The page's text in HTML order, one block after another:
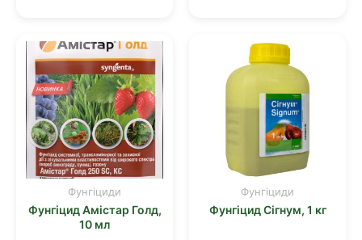
Фунгіциди
Фунгіцид Амістар Голд,
10 мл
Фунгіциди
Фунгіцид Сігнум, 1 кг